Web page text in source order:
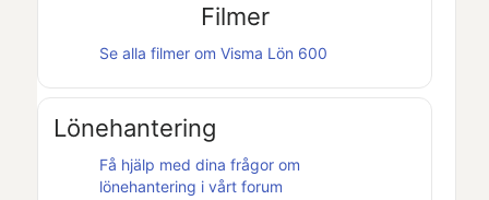
Filmer
Se alla filmer om Visma Lön 600
Lönehantering
Få hjälp med dina frågor om
lönehantering i vårt forum